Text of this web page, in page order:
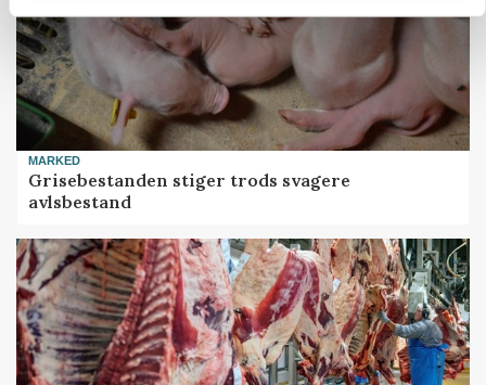
MARKED
Grisebestanden stiger trods svagere
avlsbestand